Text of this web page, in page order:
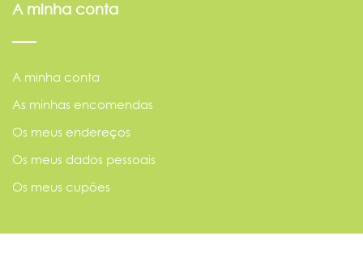
A minha conta
A minha conta
As minhas encomendas
Os meus endereços
Os meus dados pessoais
Os meus cupões